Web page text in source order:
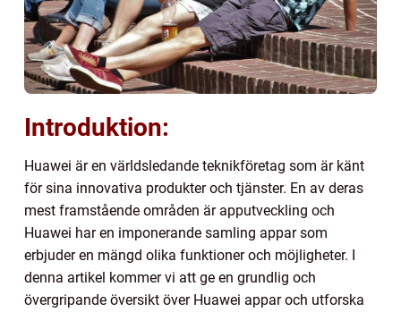
Introduktion:
Huawei är en världsledande teknikföretag som är känt
för sina innovativa produkter och tjänster. En av deras
mest framstående områden är apputveckling och
Huawei har en imponerande samling appar som
erbjuder en mängd olika funktioner och möjligheter. I
denna artikel kommer vi att ge en grundlig och
övergripande översikt över Huawei appar och utforska